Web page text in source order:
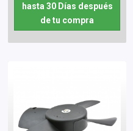
hasta 30 Días después
de tu compra